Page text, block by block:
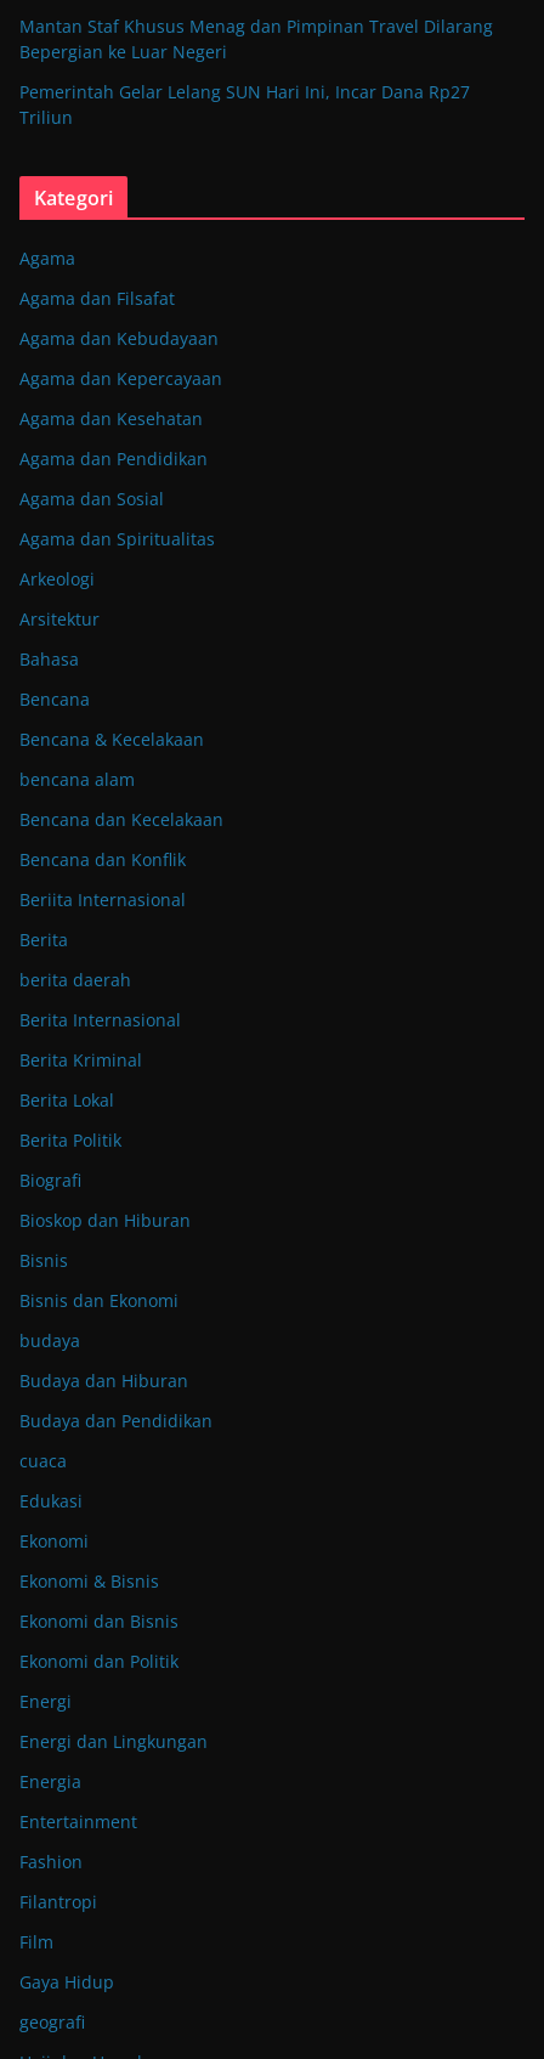
Mantan Staf Khusus Menag dan Pimpinan Travel Dilarang
Bepergian ke Luar Negeri
Pemerintah Gelar Lelang SUN Hari Ini, Incar Dana Rp27
Triliun
Kategori
Agama
Agama dan Filsafat
Agama dan Kebudayaan
Agama dan Kepercayaan
Agama dan Kesehatan
Agama dan Pendidikan
Agama dan Sosial
Agama dan Spiritualitas
Arkeologi
Arsitektur
Bahasa
Bencana
Bencana & Kecelakaan
bencana alam
Bencana dan Kecelakaan
Bencana dan Konflik
Beriita Internasional
Berita
berita daerah
Berita Internasional
Berita Kriminal
Berita Lokal
Berita Politik
Biografi
Bioskop dan Hiburan
Bisnis
Bisnis dan Ekonomi
budaya
Budaya dan Hiburan
Budaya dan Pendidikan
cuaca
Edukasi
Ekonomi
Ekonomi & Bisnis
Ekonomi dan Bisnis
Ekonomi dan Politik
Energi
Energi dan Lingkungan
Energia
Entertainment
Fashion
Filantropi
Film
Gaya Hidup
geografi